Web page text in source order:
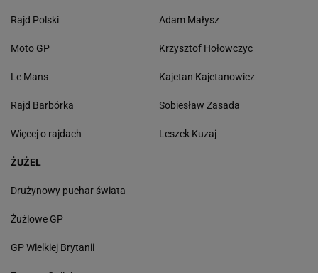
Rajd Polski
Moto GP
Le Mans
Rajd Barbórka
Więcej o rajdach
Adam Małysz
Krzysztof Hołowczyc
Kajetan Kajetanowicz
Sobiesław Zasada
Leszek Kuzaj
ŻUŻEL
Drużynowy puchar świata
Żużlowe GP
GP Wielkiej Brytanii